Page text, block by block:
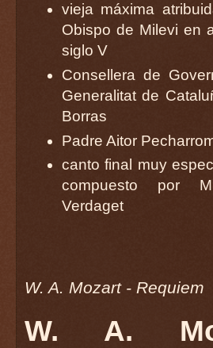
vieja máxima
Obispo de Milevi en
siglo V
Consellera de
Generalitat de
Borras
Padre Aitor
canto final muy
compuesto por
Verdaget
W. A. Mozart - Requiem
W. A.